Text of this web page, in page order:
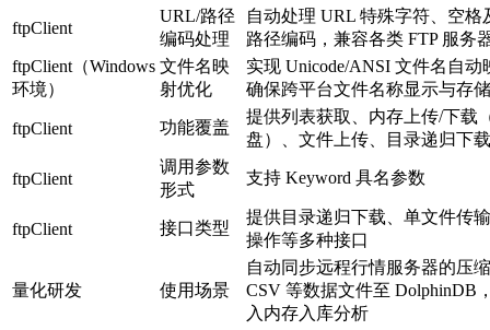
ftpClient
URL/路径
编码处理
自动处理 URL 特殊字符、空格
路径编码，兼容各类 FTP 服务
ftpClient（Windows
环境）
文件名映
射优化
实现 Unicode/ANSI 文件名自动
确保跨平台文件名称显示与存
ftpClient 功能覆盖
提供列表获取、内存上传/下载
盘）、文件上传、目录递归下
ftpClient
调用参数
形式
支持 Keyword 具名参数
ftpClient 接口类型
提供目录递归下载、单文件传
操作等多种接口
量化研发 使用场景
自动同步远程行情服务器的压
CSV 等数据文件至 DolphinDB
入内存入库分析